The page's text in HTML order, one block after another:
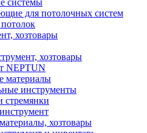
для потолочных систем
хозтовары
хозтовары
NEPTUN
материалы
инструменты
стремянки
хозтовары